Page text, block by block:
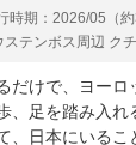
時期：2026/05（約
ステンボス周辺 ク
だけで、ヨーロ
、足を踏み入れ
、日本にいるこ